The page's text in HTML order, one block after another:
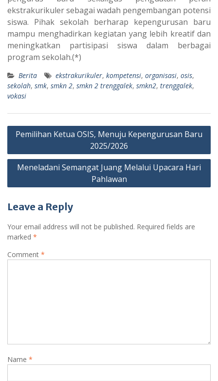
ekstrakurikuler sebagai wadah pengembangan potensi
siswa. Pihak sekolah berharap kepengurusan baru
mampu menghadirkan kegiatan yang lebih kreatif dan
meningkatkan partisipasi siswa dalam berbagai
program sekolah.(*)
Berita ekstrakurikuler, kompetensi, organisasi, osis,
sekolah, smk, smkn 2, smkn 2 trenggalek, smkn2, trenggalek,
vokasi
Post
Pemilihan Ketua OSIS, Menuju Kepengurusan Baru
2025/2026
Meneladani Semangat Juang Melalui Upacara Hari
Pahlawan
Leave a Reply
Your email address will not be published. Required fields are
marked *
Comment *
Name *